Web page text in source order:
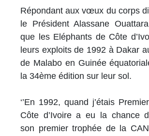
Répondant aux vœux du corps
le Président Alassane
que les Eléphants de Côte
leurs exploits de 1992 à Dakar
de Malabo en Guinée
la 34ème édition sur leur sol.
‘’En 1992, quand j’étais
Côte d’Ivoire a eu la chance
son premier trophée de la